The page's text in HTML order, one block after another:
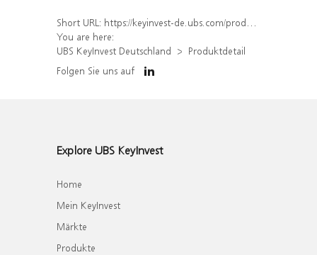
Short URL: https://keyinvest-de.ubs.com/produkt/detail/index/isin/DE000WA8U8Z6
You are here:
UBS KeyInvest Deutschland
Produktdetail
Folgen Sie uns auf
Explore UBS KeyInvest
Home
Mein KeyInvest
Märkte
Produkte